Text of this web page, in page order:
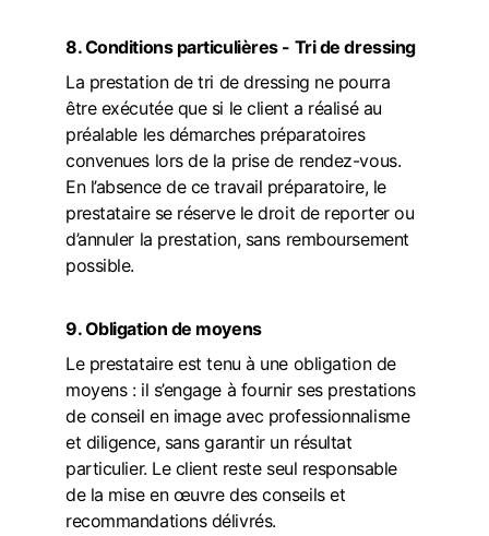
8. Conditions particulières - Tri de dressing
La prestation de tri de dressing ne pourra
être exécutée que si le client a réalisé au
préalable les démarches préparatoires
convenues lors de la prise de rendez-vous.
En l’absence de ce travail préparatoire, le
prestataire se réserve le droit de reporter ou
d’annuler la prestation, sans remboursement
possible.
9. Obligation de moyens
Le prestataire est tenu à une obligation de
moyens : il s’engage à fournir ses prestations
de conseil en image avec professionnalisme
et diligence, sans garantir un résultat
particulier. Le client reste seul responsable
de la mise en œuvre des conseils et
recommandations délivrés.